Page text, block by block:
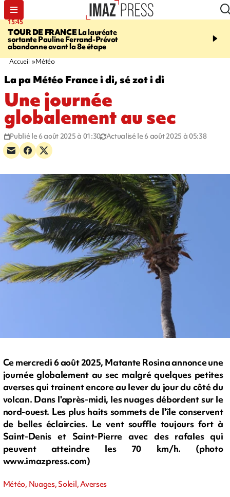
15:45
TOUR DE FRANCELa lauréate
sortante Pauline Ferrand-Prévot
abandonne avant la 8e étape
20:17
routière, concours de
Accueil Météo
La pa Météo France i di, sé zot i di
Une journée
globalement au sec
Publié le 6 août 2025 à 01:30 Actualisé le 6 août 2025 à 05:38
Ce mercredi 6 août 2025, Matante Rosina annonce une
journée globalement au sec malgré quelques petites
averses qui trainent encore au lever du jour du côté du
volcan. Dans l'après-midi, les nuages débordent sur le
nord-ouest. Les plus haits sommets de l'île conservent
de belles éclaircies. Le vent souffle toujours fort à
Saint-Denis et Saint-Pierre avec des rafales qui
peuvent atteindre les 70 km/h. (photo
www.imazpress.com)
Météo, Nuages, Soleil, Averses